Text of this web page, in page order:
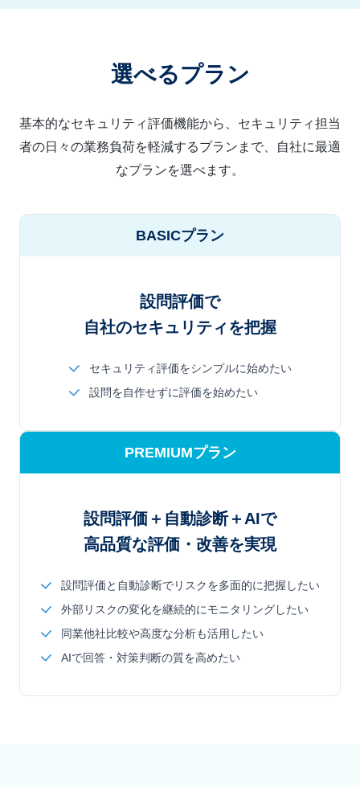
選べるプラン
基本的なセキュリティ評価機能から、セキュリティ担当
者の日々の業務負荷を軽減するプランまで、
自社に最適
なプランを選べます。
BASICプラン
設問評価で
自社のセキュリティを把握
セキュリティ評価をシンプルに始めたい
設問を自作せずに評価を始めたい
PREMIUMプラン
設問評価＋自動診断＋AIで
高品質な評価・改善を実現
設問評価と自動診断でリスクを多面的に把握したい
外部リスクの変化を継続的にモニタリングしたい
同業他社比較や高度な分析も活用したい
AIで回答・対策判断の質を高めたい